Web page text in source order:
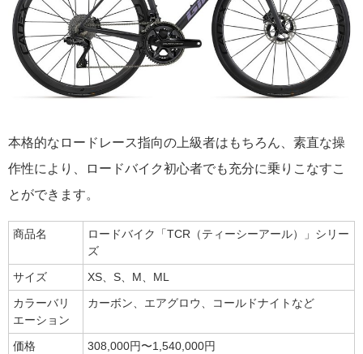
本格的なロードレース指向の上級者はもちろん、素直な操
作性により、ロードバイク初心者でも充分に乗りこなすこ
とができます。
商品名
ロードバイク「TCR（ティーシーアール）」シリー
ズ
サイズ
XS、S、M、ML
カラーバリ
エーション
カーボン、エアグロウ、コールドナイトなど
価格
308,000円〜1,540,000円